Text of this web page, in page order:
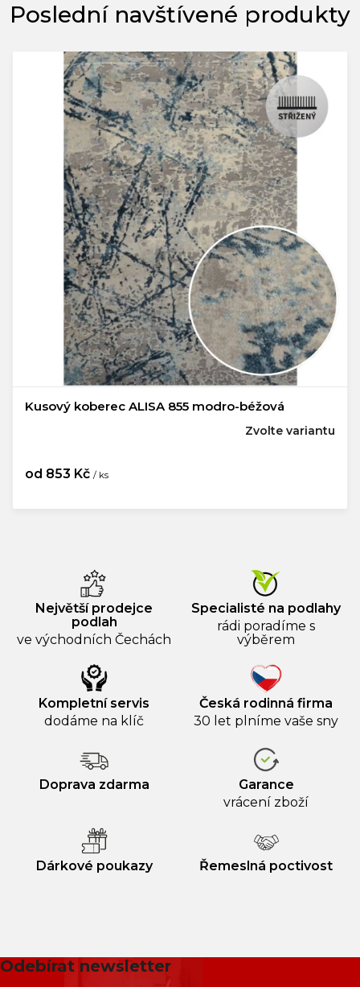
Poslední navštívené produkty
Kusový koberec ALISA 855 modro-béžová
od 853 Kč / ks
Zvolte variantu
Největší prodejce
podlah
ve východních Čechách
Specialisté na podlahy
rádi poradíme s
výběrem
Kompletní servis
dodáme na klíč
Česká rodinná firma
30 let plníme vaše sny
Doprava zdarma
Garance
vrácení zboží
Dárkové poukazy Řemeslná poctivost
Odebírat newsletter